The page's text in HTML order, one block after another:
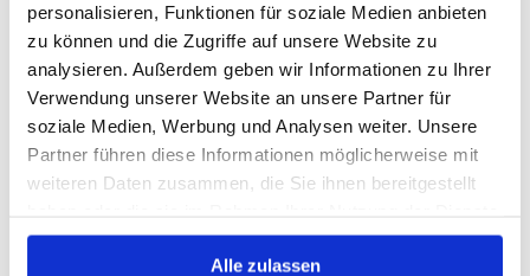
personalisieren, Funktionen für soziale Medien anbieten
zu können und die Zugriffe auf unsere Website zu
analysieren. Außerdem geben wir Informationen zu Ihrer
Verwendung unserer Website an unsere Partner für
soziale Medien, Werbung und Analysen weiter. Unsere
Partner führen diese Informationen möglicherweise mit
weiteren Daten zusammen, die Sie ihnen bereitgestellt
gesammelt haben.
Alle zulassen
Auf Lager
Lager anzeigen
Print
PRODUKTBESCHREIBUNG